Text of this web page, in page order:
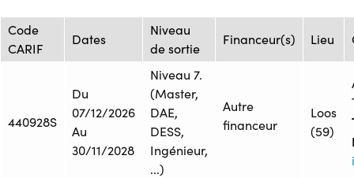
Code
CARIF
Dates
Niveau
de sortie
Financeur(s) Lieu
440928S
Du
07/12/2026
Au
30/11/2028
Niveau 7.
(Master,
DAE,
DESS,
Ingénieur,
...)
Autre
financeur
Loos
(59)